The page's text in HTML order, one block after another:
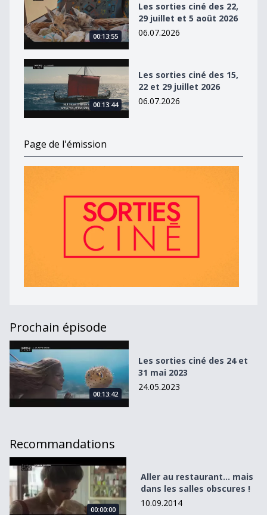
00:13:55
Les sorties ciné des 22,
29 juillet et 5 août 2026
06.07.2026
Les sorties ciné des 15, 22 et 29 juillet 2026
00:13:44
Les sorties ciné des 15,
22 et 29 juillet 2026
06.07.2026
Page de l'émission
Prochain épisode
Les sorties ciné des 24 et 31 mai 2023
00:13:42
Les sorties ciné des 24 et
31 mai 2023
24.05.2023
Recommandations
Aller au restaurant... mais dans les salles obscures !
00:00:00
Aller au restaurant... mais
dans les salles obscures !
10.09.2014